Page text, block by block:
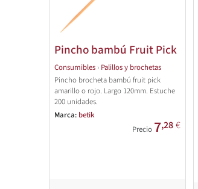
Pincho bambú Fruit Pick
Consumibles › Palillos y brochetas
Pincho brocheta bambú fruit pick
amarillo o rojo. Largo 120mm. Estuche
200 unidades.
Marca: betik
Precio 7,28€